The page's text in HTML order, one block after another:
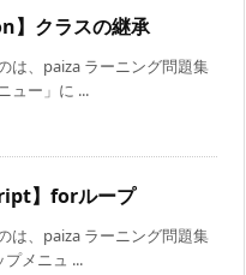
】クラスの継承
は、paiza ラーニング問題集
ュー」に ...
】forループ
は、paiza ラーニング問題集
プメニュ ...